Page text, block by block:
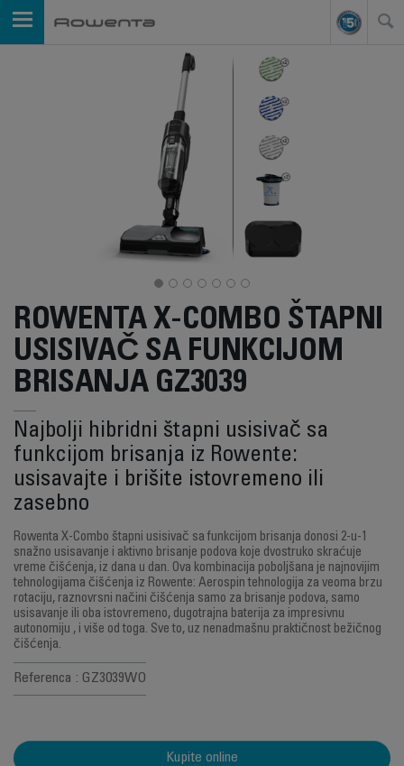
ROWENTA X-COMBO ŠTAPNI
USISIVAČ SA FUNKCIJOM
BRISANJA GZ3039
Najbolji hibridni štapni usisivač sa
funkcijom brisanja iz Rowente:
usisavajte i brišite istovremeno ili
zasebno
Rowenta X-Combo štapni usisivač sa funkcijom brisanja donosi 2-u-1
snažno usisavanje i aktivno brisanje podova koje dvostruko skraćuje
vreme čišćenja, iz dana u dan. Ova kombinacija poboljšana je najnovijim
tehnologijama čišćenja iz Rowente: Aerospin tehnologija za veoma brzu
rotaciju, raznovrsni načini čišćenja samo za brisanje podova, samo
usisavanje ili oba istovremeno, dugotrajna baterija za impresivnu
autonomiju , i više od toga. Sve to, uz nenadmašnu praktičnost bežičnog
čišćenja.
Referenca : GZ3039WO
Kupite online